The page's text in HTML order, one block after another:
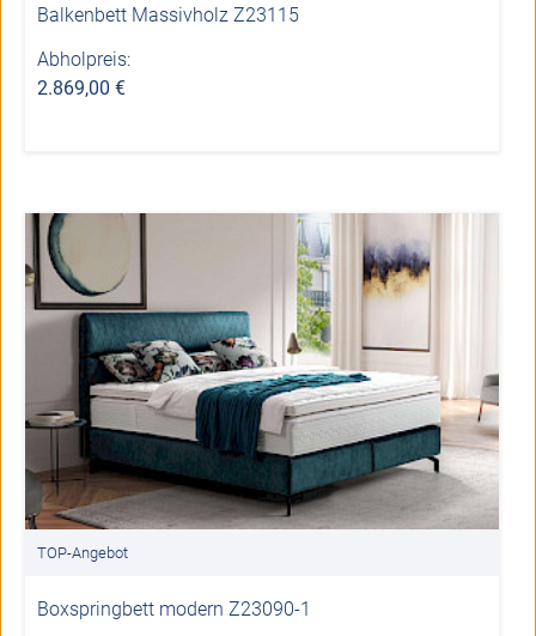
Balkenbett Massivholz Z23115
Abholpreis:
2.869,00 €
TOP-Angebot
Boxspringbett modern Z23090-1